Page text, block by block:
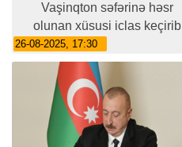
Vaşinqton səfərinə həsr
olunan xüsusi iclas keçirib
26-08-2025, 17:30